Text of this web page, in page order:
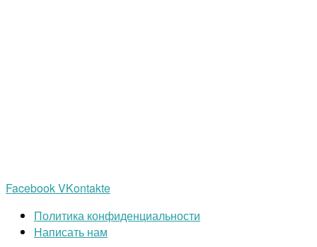
FacebookVKontakte
Политика конфиденциальности
Написать нам